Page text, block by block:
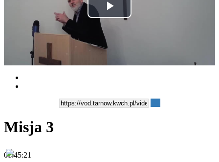
Play
Misja 3
01:45:21